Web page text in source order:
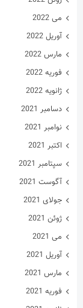
می 2022
آوریل 2022
مارس 2022
فوریه 2022
ژانویه 2022
دسامبر 2021
نوامبر 2021
اکتبر 2021
سپتامبر 2021
آگوست 2021
جولای 2021
ژوئن 2021
می 2021
آوریل 2021
مارس 2021
فوریه 2021